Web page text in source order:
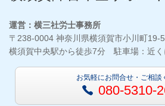
運営：横三社労士事務所
〒238-0004 神奈川県横須賀市小川町19-
横須賀中央駅から徒歩7分 駐車場：近く
お気軽にお問合せ・ご相談
080-5310-